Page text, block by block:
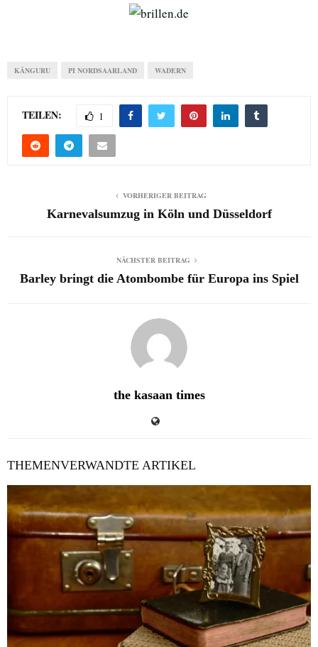
KÄNGURU PI NORDSAARLAND WADERN
TEILEN: 1
VORHERIGER BEITRAG
Karnevalsumzug in Köln und Düsseldorf
NÄCHSTER BEITRAG
Barley bringt die Atombombe für Europa ins Spiel
the kasaan times
THEMENVERWANDTE ARTIKEL